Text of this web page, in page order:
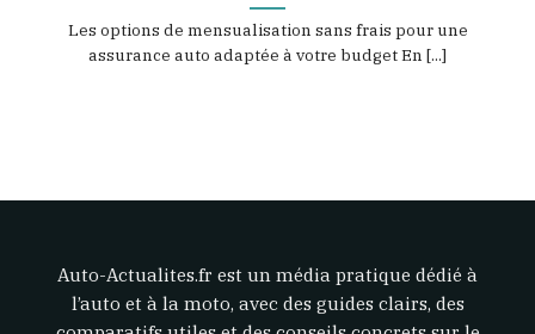
Les options de mensualisation sans frais pour une
assurance auto adaptée à votre budget En [...]
Auto-Actualites.fr est un média pratique dédié à
l’auto et à la moto, avec des guides clairs, des